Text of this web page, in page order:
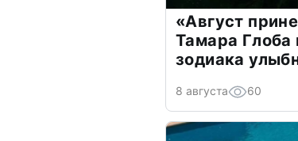
«Август
Тамара Глоба
зодиака
8 августа 60